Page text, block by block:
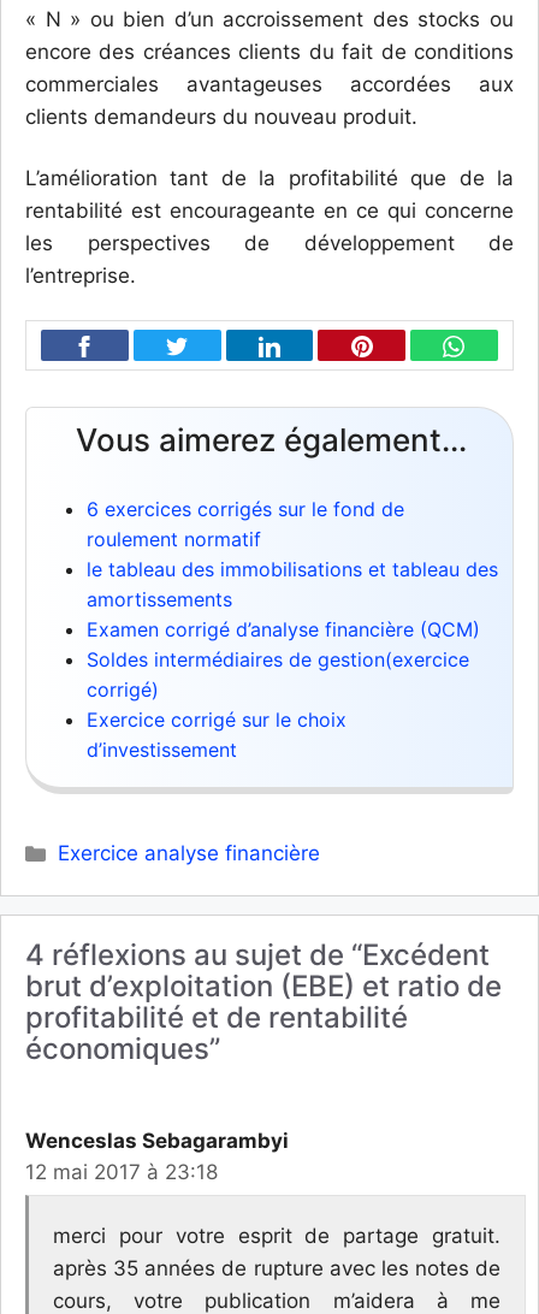
« N » ou bien d’un accroissement des stocks ou
encore des créances clients du fait de conditions
commerciales avantageuses accordées aux
clients demandeurs du nouveau produit.
L’amélioration tant de la profitabilité que de la
rentabilité est encourageante en ce qui concerne
les perspectives de développement de
l’entreprise.
Vous aimerez également...
6 exercices corrigés sur le fond de
roulement normatif
le tableau des immobilisations et tableau des
amortissements
Examen corrigé d’analyse financière (QCM)
Soldes intermédiaires de gestion(exercice
corrigé)
Exercice corrigé sur le choix
d’investissement
Catégories
Exercice analyse financière
4 réflexions au sujet de “Excédent
brut d’exploitation (EBE) et ratio de
profitabilité et de rentabilité
économiques”
Wenceslas Sebagarambyi
12 mai 2017 à 23:18
merci pour votre esprit de partage gratuit.
après 35 années de rupture avec les notes de
cours, votre publication m’aidera à me